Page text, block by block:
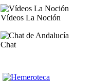
Vídeos La Noción
Chat